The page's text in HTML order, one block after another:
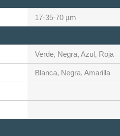
17-35-70 µm
Verde, Negra, Azul, Roja
Blanca, Negra, Amarilla